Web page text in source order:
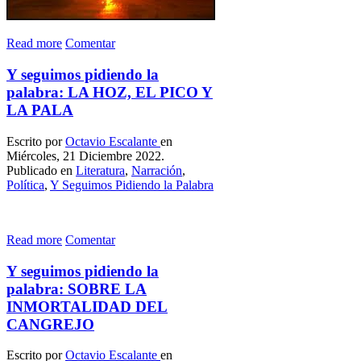
Read more Comentar
Y seguimos pidiendo la
palabra: LA HOZ, EL PICO Y
LA PALA
Escrito porOctavio Escalante en
Miércoles, 21 Diciembre 2022.
Publicado en Literatura, Narración,
Política, Y Seguimos Pidiendo la Palabra
Read more Comentar
Y seguimos pidiendo la
palabra: SOBRE LA
INMORTALIDAD DEL
CANGREJO
Escrito porOctavio Escalante en